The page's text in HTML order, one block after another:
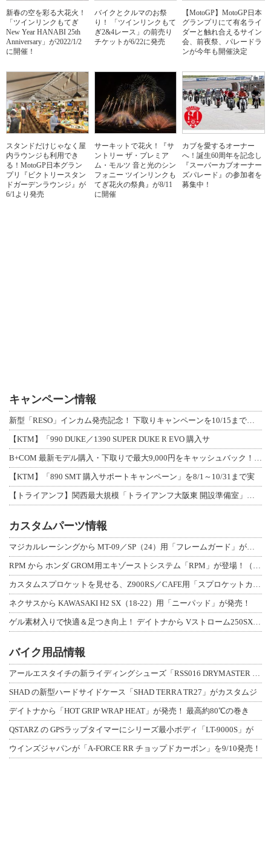
新春の空を彩る大花火！
「ツインリンクもてぎ
New Year HANABI 25th
Anniversary」が2022/1/2
に開催！
バイクとクルマのお祭
り！ 「ツインリンクもて
ぎ2&4レース」の前売り
チケットが6/22に発売
【MotoGP】MotoGP日本
グランプリにて有名ライ
ダーと触れ合えるサイン
会、前夜祭、パレードラ
ンが今年も開催決定
スタンドだけじゃなく屋
内ラウンジも利用でき
る！MotoGP日本グラン
プリ『ビクトリースタン
ドガーデンラウンジ』が
6/1より発売
サーキットで花火！『サ
ントリー ザ・プレミア
ム・モルツ 音と光のシン
フォニー ツインリンクも
てぎ花火の祭典』が8/11
に開催
カブを愛するオーナー
へ！誕生60周年を記念し
『スーパーカブオーナー
ズパレード』の参加者を
募集中！
キャンペーン情報
【KTM】「990 DUKE／1390 SUPER DUKE R EVO 購入サ
【KTM】「890 SMT 購入サポートキャンペーン」を8/1～10/31まで実
カスタムパーツ情報
ネクサスから KAWASAKI H2 SX（18-22）用「ニーパッド」が発売！
バイク用品情報
SHAD の新型ハードサイドケース「SHAD TERRA TR27」がカスタムジ
デイトナから「HOT GRIP WRAP HEAT」が発売！ 最高約80℃の巻き
QSTARZ の GPSラップタイマーにシリーズ最小ボディ「LT-9000S」が
ウインズジャパンが「A-FORCE RR チョップドカーボン」を9/10発売！